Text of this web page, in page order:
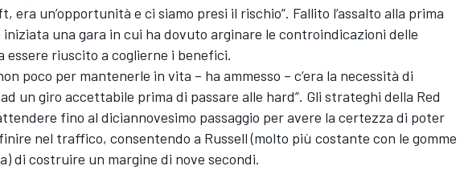
era un’opportunità e ci siamo presi il rischio”. Fallito l’assalto alla prima
iniziata una gara in cui ha dovuto arginare le controindicazioni delle
essere riuscito a coglierne i benefici.
poco per mantenerle in vita – ha ammesso – c’era la necessità di
un giro accettabile prima di passare alle hard”. Gli strateghi della Red
fino al diciannovesimo passaggio per avere la certezza di poter
nel traffico, consentendo a Russell (molto più costante con le gomme
di costruire un margine di nove secondi.